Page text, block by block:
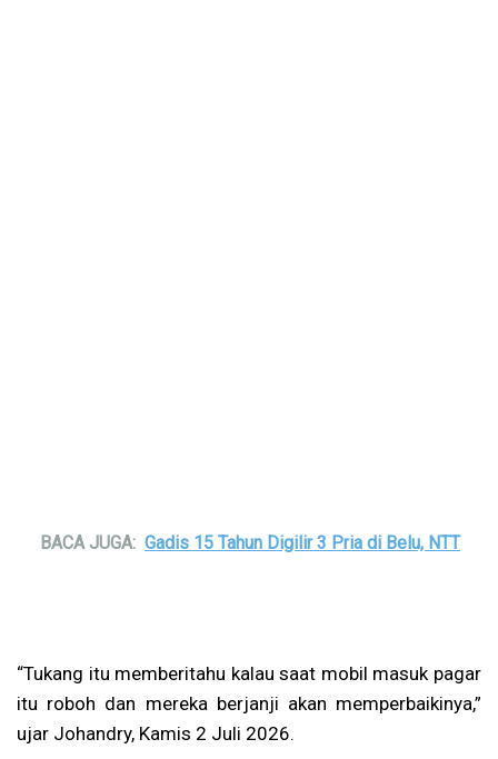
BACA JUGA: Gadis 15 Tahun Digilir 3 Pria di Belu, NTT
“Tukang itu memberitahu kalau saat mobil masuk pagar
itu roboh dan mereka berjanji akan memperbaikinya,”
ujar Johandry, Kamis 2 Juli 2026.